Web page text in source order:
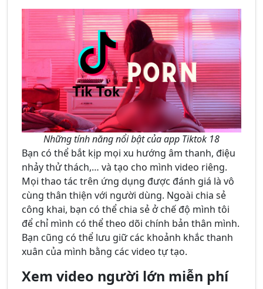
Những tính năng nổi bật của app Tiktok 18
Bạn có thể bắt kịp mọi xu hướng âm thanh, điệu
nhảy thử thách,… và tạo cho mình video riêng.
Mọi thao tác trên ứng dụng được đánh giá là vô
cùng thân thiện với người dùng. Ngoài chia sẻ
công khai, bạn có thể chia sẻ ở chế độ mình tôi
để chỉ mình có thể theo dõi chính bản thân mình.
Bạn cũng có thể lưu giữ các khoảnh khắc thanh
xuân của mình bằng các video tự tạo.
Xem video người lớn miễn phí